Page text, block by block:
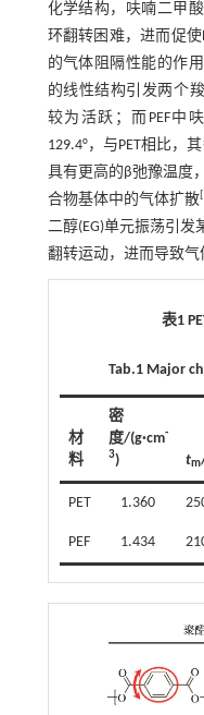
化学结构，呋喃二甲
环翻转困难，进而促使
的气体阻隔性能的作
的线性结构引发两个
较为活跃；而PEF中
129.4°，与PET相比，
具有更高的β弛豫温度
合物基体中的气体扩散
二醇(EG)单元振荡引
翻转运动，进而导致气
表1
Tab.1 Major
材
料
密
度/(g·cm-
3) tm
PET 1.360
PEF 1.434